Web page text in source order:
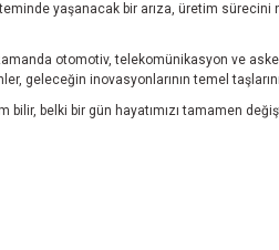
yaşanacak bir arıza, üretim sürecini
otomotiv, telekomünikasyon ve
geleceğin inovasyonlarının temel
belki bir gün hayatımızı tamamen